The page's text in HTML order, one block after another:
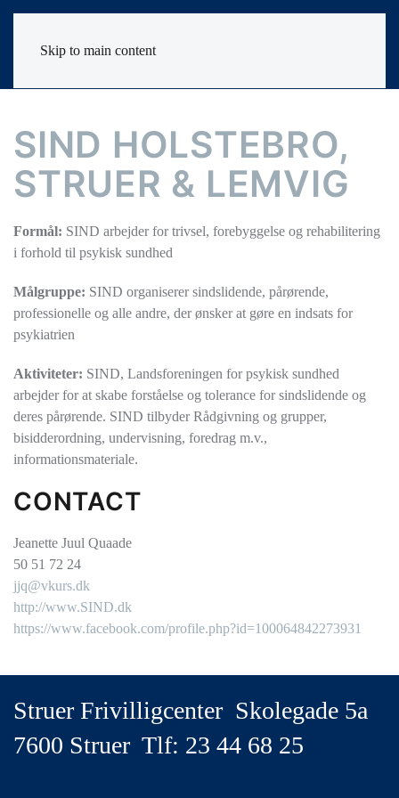
Skip to main content
SIND HOLSTEBRO,
STRUER & LEMVIG
Formål: SIND arbejder for trivsel, forebyggelse og rehabilitering
i forhold til psykisk sundhed
Målgruppe: SIND organiserer sindslidende, pårørende,
professionelle og alle andre, der ønsker at gøre en indsats for
psykiatrien
Aktiviteter: SIND, Landsforeningen for psykisk sundhed
arbejder for at skabe forståelse og tolerance for sindslidende og
deres pårørende. SIND tilbyder Rådgivning og grupper,
bisidderordning, undervisning, foredrag m.v.,
informationsmateriale.
CONTACT
Jeanette Juul Quaade
50 51 72 24
jjq@vkurs.dk
http://www.SIND.dk
https://www.facebook.com/profile.php?id=100064842273931
Struer Frivilligcenter Skolegade 5a
7600 Struer Tlf: 23 44 68 25